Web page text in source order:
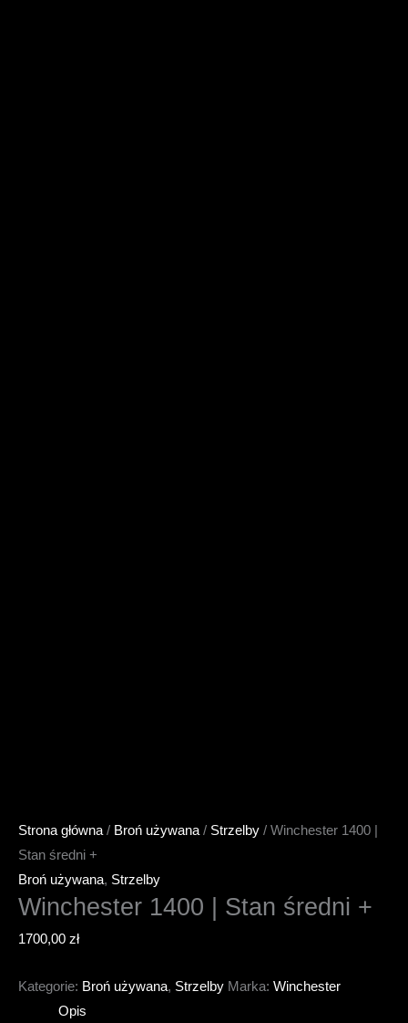
Strona główna/ Broń używana/ Strzelby / Winchester 1400 |
Stan średni +
Broń używana, Strzelby
Winchester 1400 | Stan średni +
1700,00 zł
Kategorie: Broń używana, Strzelby Marka: Winchester
Opis